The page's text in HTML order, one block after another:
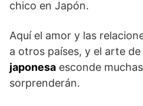
chico en Japón.
Aquí el amor y las
a otros países, y el arte de
japonesa esconde
sorprenderán.